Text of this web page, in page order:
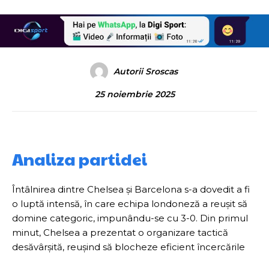
Autorii Sroscas
25 noiembrie 2025
Analiza partidei
Întâlnirea dintre Chelsea și Barcelona s-a dovedit a fi
o luptă intensă, în care echipa londoneză a reușit să
domine categoric, impunându-se cu 3-0. Din primul
minut, Chelsea a prezentat o organizare tactică
desăvârșită, reușind să blocheze eficient încercările